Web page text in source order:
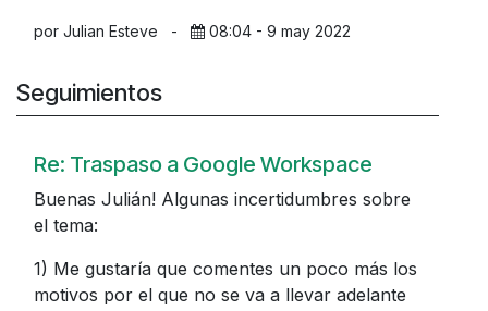
por Julian Esteve - 08:04 - 9 may 2022
Seguimientos
Re: Traspaso a Google Workspace
Buenas Julián! Algunas incertidumbres sobre
el tema:
1) Me gustaría que comentes un poco más los
motivos por el que no se va a llevar adelante